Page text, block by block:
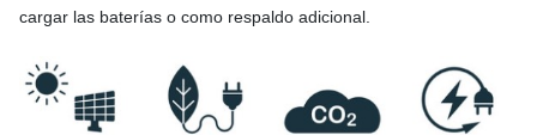
cargar las baterías o como respaldo adicional.